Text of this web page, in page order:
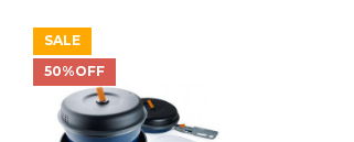
SALE
50%OFF